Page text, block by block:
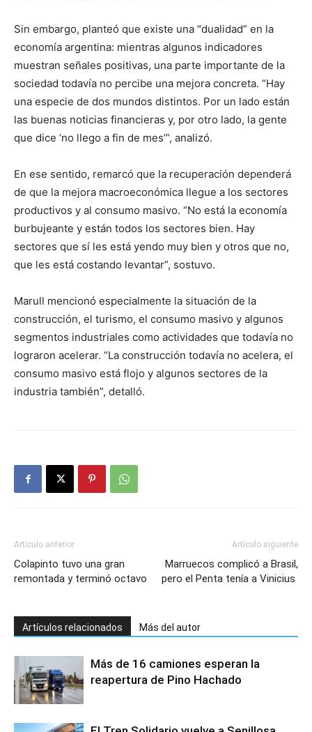
Sin embargo, planteó que existe una “dualidad” en la
economía argentina: mientras algunos indicadores
muestran señales positivas, una parte importante de la
sociedad todavía no percibe una mejora concreta. “Hay
una especie de dos mundos distintos. Por un lado están
las buenas noticias financieras y, por otro lado, la gente
que dice ‘no llego a fin de mes’”, analizó.
En ese sentido, remarcó que la recuperación dependerá
de que la mejora macroeconómica llegue a los sectores
productivos y al consumo masivo. “No está la economía
burbujeante y están todos los sectores bien. Hay
sectores que sí les está yendo muy bien y otros que no,
que les está costando levantar”, sostuvo.
Marull mencionó especialmente la situación de la
construcción, el turismo, el consumo masivo y algunos
segmentos industriales como actividades que todavía no
lograron acelerar. “La construcción todavía no acelera, el
consumo masivo está flojo y algunos sectores de la
industria también”, detalló.
Artículo anterior
Colapinto tuvo una gran
remontada y terminó octavo
Artículo siguiente
Marruecos complicó a Brasil,
pero el Penta tenía a Vinicius
Artículos relacionados Más del autor
Más de 16 camiones esperan la
reapertura de Pino Hachado